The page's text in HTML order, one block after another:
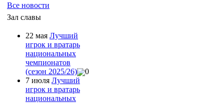
Все новости
Зал славы
22 мая Лучший
игрок и вратарь
национальных
чемпионатов
(сезон 2025/26)
0
7 июля Лучший
игрок и вратарь
национальных